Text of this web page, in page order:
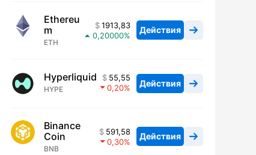
Ethereu
m
ETH
1913,83
0,20000
Действия
Hyperliquid
HYPE
55,55
0,20
Действия
Binance
Coin
BNB
591,58
0,30
Действия